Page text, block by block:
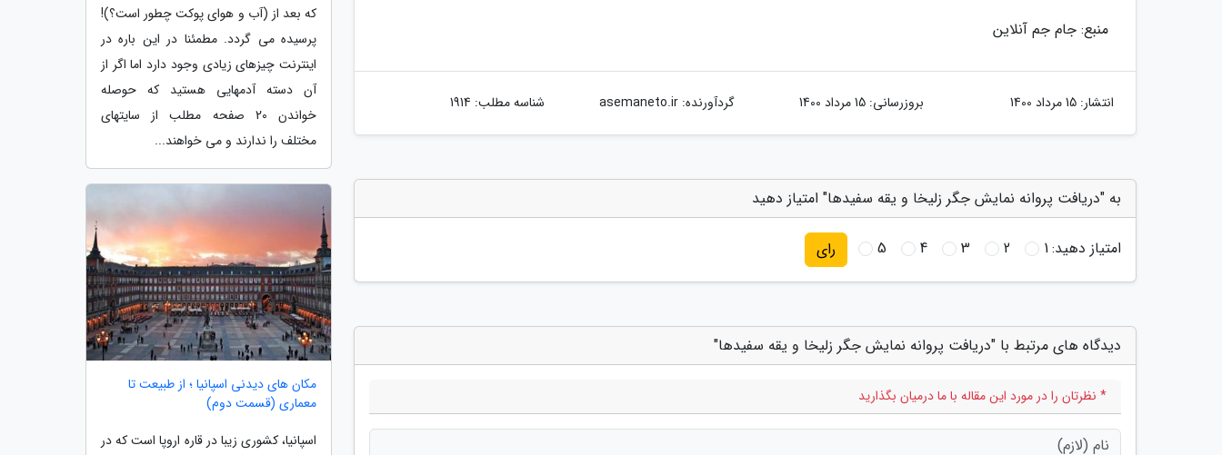
منبع: جام جم آنلاین
انتشار: 15 مرداد 1400 بروزرسانی: 15 مرداد 1400 گردآورنده:asemaneto.ir شناسه مطلب: 1914
به "دریافت پروانه نمایش جگر زلیخا و یقه سفیدها" امتیاز دهید
امتیاز دهید:1
2
3
4
5 رای
دیدگاه های مرتبط با "دریافت پروانه نمایش جگر زلیخا و یقه سفیدها"
* نظرتان را در مورد این مقاله با ما درمیان بگذارید
که بعد از (آب و هوای پوکت چطور است؟)!
پرسیده می گردد. مطمئنا در این باره در
اینترنت چیزهای زیادی وجود دارد اما اگر از
آن دسته آدمهایی هستید که حوصله
خواندن 20 صفحه مطلب از سایتهای
مختلف را ندارند و می خواهند...
مکان های دیدنی اسپانیا ؛ از طبیعت تا
معماری (قسمت دوم)
اسپانیا، کشوری زیبا در قاره اروپا است که در